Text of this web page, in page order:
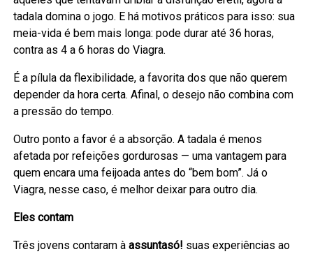
tadala domina o jogo. E há motivos práticos para isso: sua
meia-vida é bem mais longa: pode durar até 36 horas,
contra as 4 a 6 horas do Viagra.
É a pílula da flexibilidade, a favorita dos que não querem
depender da hora certa. Afinal, o desejo não combina com
a pressão do tempo.
Outro ponto a favor é a absorção. A tadala é menos
afetada por refeições gordurosas — uma vantagem para
quem encara uma feijoada antes do “bem bom”. Já o
Viagra, nesse caso, é melhor deixar para outro dia.
Eles contam
Três jovens contaram àassuntasó! suas experiências ao